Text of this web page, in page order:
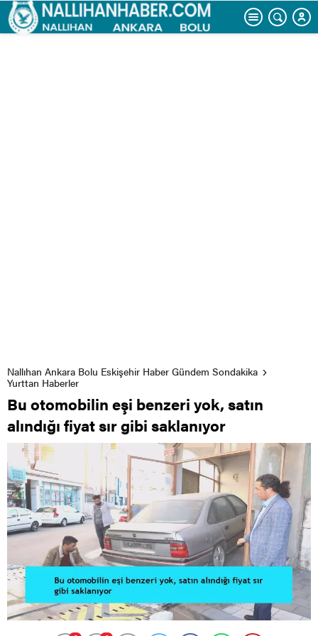
Nallıhan Ankara Bolu Eskişehir Haber Gündem Sondakika
Yurttan Haberler
Bu otomobilin eşi benzeri yok, satın
alındığı fiyat sır gibi saklanıyor